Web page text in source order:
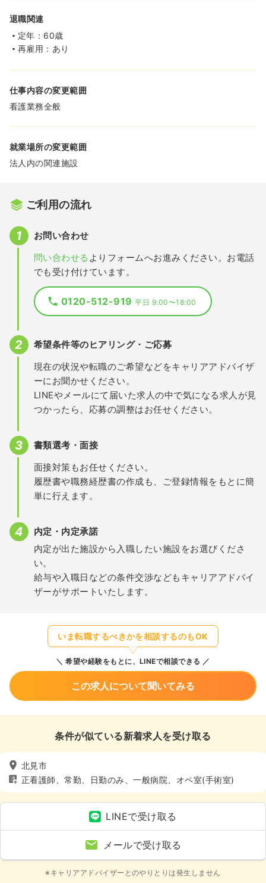
退職関連
定年：60歳
再雇用：あり
仕事内容の変更範囲
看護業務全般
就業場所の変更範囲
法人内の関連施設
ご利用の流れ
お問い合わせ
問い合わせる よりフォームへお進みください。お電話
でも受け付けています。
0120-512-919平日 9:00〜18:00
希望条件等のヒアリング・ご応募
現在の状況や転職のご希望などをキャリアアドバイザ
ーにお聞かせください。
LINEやメールにて届いた求人の中で気になる求人が見
つかったら、応募の調整はお任せください。
書類選考・面接
面接対策もお任せください。
履歴書や職務経歴書の作成も、ご登録情報をもとに簡
単に行えます。
内定・内定承諾
内定が出た施設から入職したい施設をお選びくださ
い。
給与や入職日などの条件交渉などもキャリアアドバイ
ザーがサポートいたします。
いま転職するべきかを相談するのもOK
希望や経験をもとに、LINEで相談できる
この求人について聞いてみる
条件が似ている新着求人を受け取る
北見市
正看護師、常勤、日勤のみ、一般病院、オペ室(手術室)
LINEで受け取る
メールで受け取る
※キャリアアドバイザーとのやりとりは発生しません